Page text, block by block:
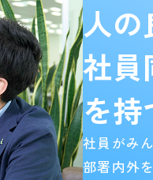
人の
社員
を持
社員がみ
部署内外